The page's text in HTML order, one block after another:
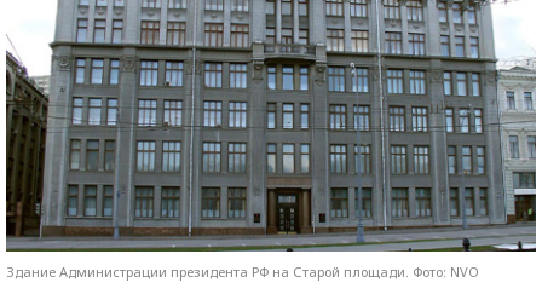
Здание Администрации президента РФ на Старой площади. Фото: NVO